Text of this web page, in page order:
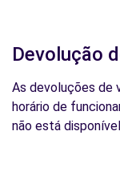
Devolução
As devoluções de
horário de
não está